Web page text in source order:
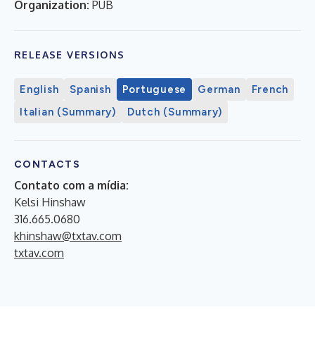
Organization: PUB
RELEASE VERSIONS
English Spanish Portuguese German
French
Italian (Summary)
Dutch (Summary)
CONTACTS
Contato com a mídia:
Kelsi Hinshaw
316.665.0680
khinshaw@txtav.com
txtav.com